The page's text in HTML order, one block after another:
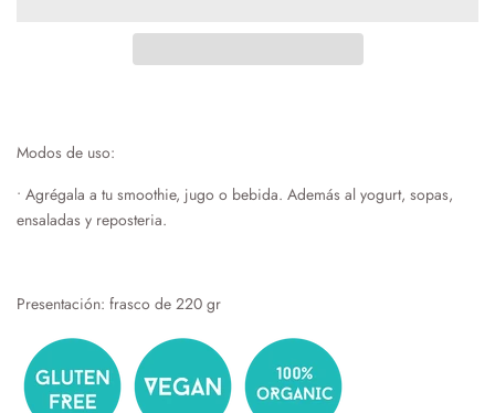
Modos de uso:
• Agrégala a tu smoothie, jugo o bebida. Además al yogurt, sopas,
ensaladas y reposteria.
Presentación: frasco de 220 gr